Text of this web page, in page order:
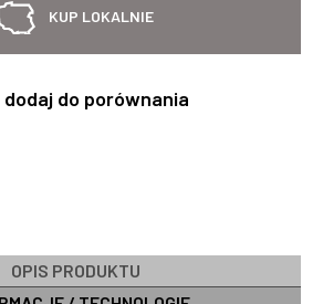
KUP LOKALNIE
dodaj do porównania
OPIS PRODUKTU